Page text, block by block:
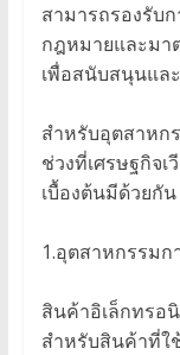
สามารถรองรับ
กฎหมายและมา
เพื่อสนับสนุนแล
สำหรับอุตสาหก
ช่วงที่เศรษฐกิจ
เบื้องต้นมีด้วยกั
1.อุตสาหกรรมก
สินค้าอิเล็กทรอ
สำหรับสินค้าที่ใ